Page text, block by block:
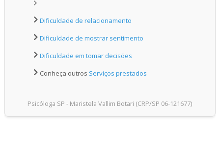
Dificuldade de relacionamento
Dificuldade de mostrar sentimento
Dificuldade em tomar decisões
Conheça outros Serviços prestados
Psicóloga SP - Maristela Vallim Botari (CRP/SP 06-121677)